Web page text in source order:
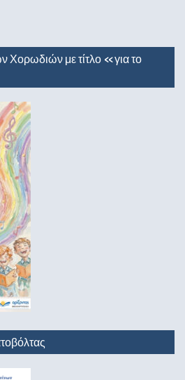
Χορωδιών με τίτλο «για το